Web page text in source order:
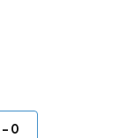
- 0